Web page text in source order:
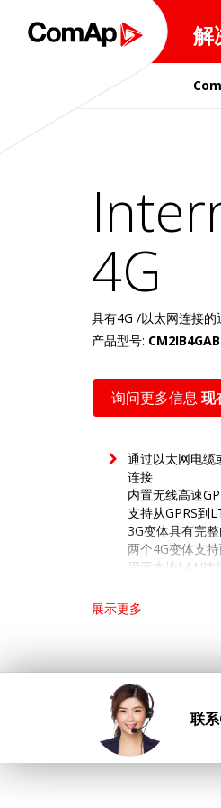
解
4G
具有4G /以太网连接的
产品型号:
询问更多信息 现
通过以太网电
连接
内置无线高速
支持从GPRS到
3G变体具有完
两个4G变体支
用于本地LAN连
MODBUS /
包括ComAp
耐用的金属外
SIM卡座无需拆
用于外部GPS和
宽范围8-36
可与直接连接或
完全支持控制器
展示更多
联